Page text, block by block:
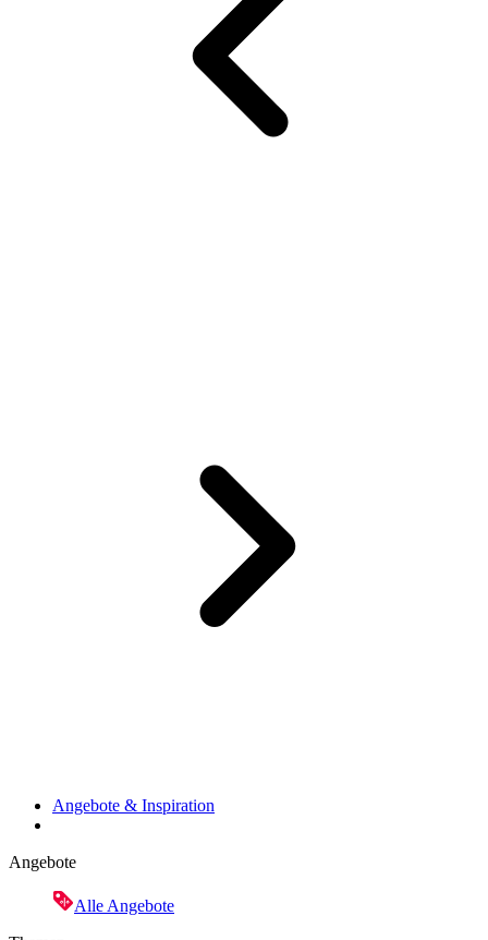
Angebote & Inspiration
Angebote
Alle Angebote